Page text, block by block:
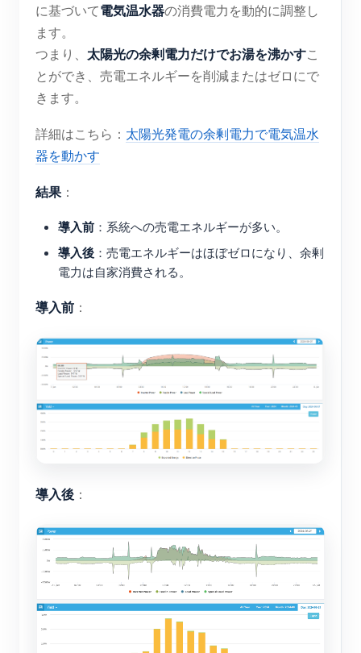
に基づいて電気温水器の消費電力を動的に調整し
ます。
つまり、 太陽光の余剰電力だけでお湯を沸かすこ
とができ、売電エネルギーを削減またはゼロにで
きます。
詳細はこちら： 太陽光発電の余剰電力で電気温水
器を動かす
結果 ：
導入前 ：系統への売電エネルギーが多い。
導入後 ：売電エネルギーはほぼゼロになり、余剰
電力は自家消費される。
導入前 ：
導入後 ：